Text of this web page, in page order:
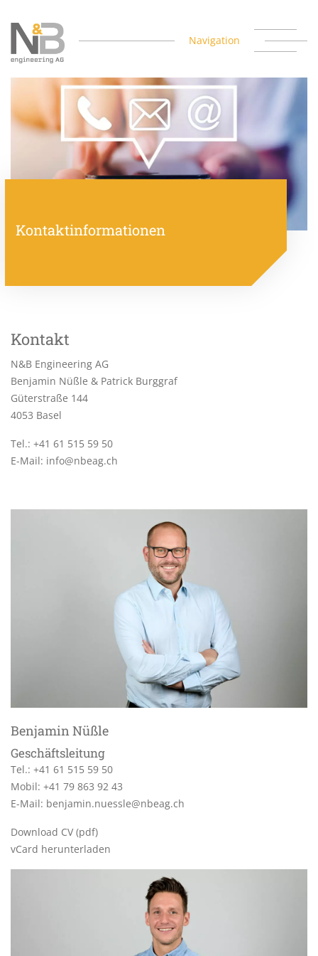
Navigation
Kontaktinformationen
Kontakt
N&B Engineering AG
Benjamin Nüßle & Patrick Burggraf
Güterstraße 144
4053 Basel
Tel.: +41 61 515 59 50
E-Mail: info@nbeag.ch
Benjamin Nüßle
Geschäftsleitung
Tel.: +41 61 515 59 50
Mobil: +41 79 863 92 43
E-Mail: benjamin.nuessle@nbeag.ch
Download CV (pdf)
vCard herunterladen